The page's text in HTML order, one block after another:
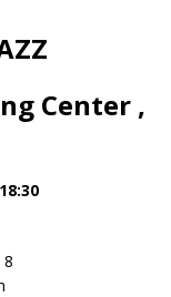
Center ,